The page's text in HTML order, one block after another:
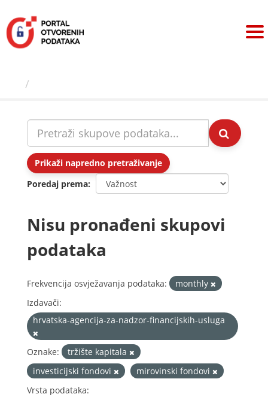
sadržaj
Prikaži napredno pretraživanje
Poredaj prema
Nisu pronađeni skupovi
podataka
Frekvencija osvježavanja podataka:
monthly
Izdavači:
hrvatska-agencija-za-nadzor-financijskih-usluga
Oznake:
tržište kapitala
investicijski fondovi
mirovinski fondovi
Vrsta podataka: